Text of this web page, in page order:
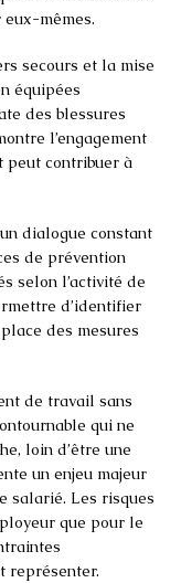
mêmes.
secours et la mise
équipées
des blessures
l’engagement
peut contribuer à
dialogue constant
de prévention
selon l’activité de
d’identifier
des mesures
de travail sans
qui ne
loin d’être une
un enjeu majeur
salarié. Les risques
que pour le
représenter.